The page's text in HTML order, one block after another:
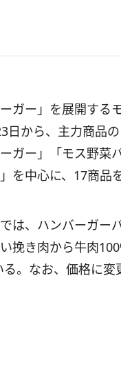
ーガー」を展開する
日から、主力商品
ガー」「モス野菜
を中心に、17商品
は、ハンバーガー
挽き肉から牛肉
。なお、価格に変